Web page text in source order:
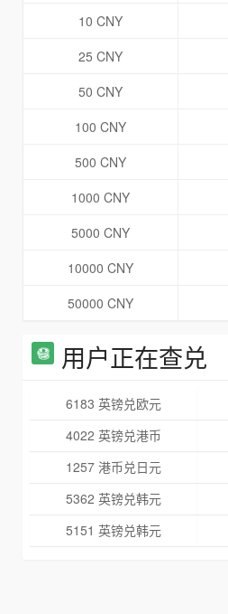
10 CNY
25 CNY
50 CNY
100 CNY
500 CNY
1000 CNY
5000 CNY
10000 CNY
50000 CNY
用户正在查兑
6183 英镑兑欧元
4022 英镑兑港币
1257 港币兑日元
5362 英镑兑韩元
5151 英镑兑韩元